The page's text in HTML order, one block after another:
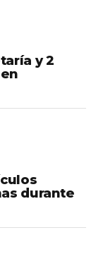
y 2
durante